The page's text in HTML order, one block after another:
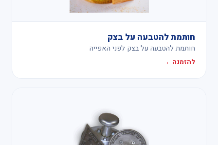
חותמת להטבעה על בצק
חותמת להטבעה על בצק לפני האפייה
להזמנה←